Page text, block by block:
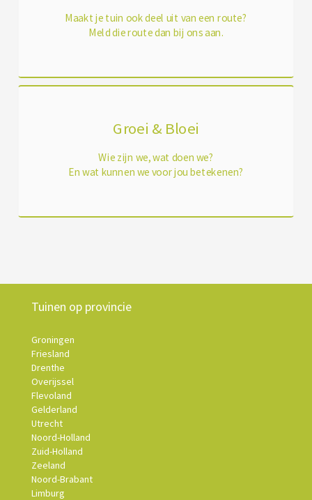
Maakt je tuin ook deel uit van een route?
Meld die route dan bij ons aan.
Groei & Bloei
Wie zijn we, wat doen we?
En wat kunnen we voor jou betekenen?
Tuinen op provincie
Groningen
Friesland
Drenthe
Overijssel
Flevoland
Gelderland
Utrecht
Noord-Holland
Zuid-Holland
Zeeland
Noord-Brabant
Limburg